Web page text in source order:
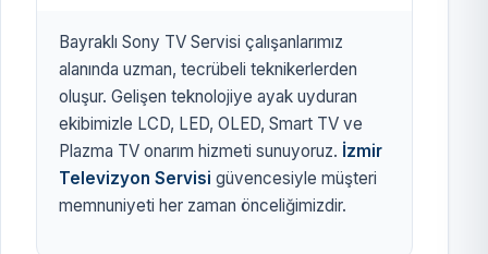
Bayraklı Sony TV Servisi çalışanlarımız
alanında uzman, tecrübeli teknikerlerden
oluşur. Gelişen teknolojiye ayak uyduran
ekibimizle LCD, LED, OLED, Smart TV ve
Plazma TV onarım hizmeti sunuyoruz. İzmir
Televizyon Servisi güvencesiyle müşteri
memnuniyeti her zaman önceliğimizdir.